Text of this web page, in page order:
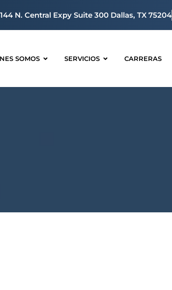
N. Central Expy Suite 300 Dallas, TX 75204
SOMOS SERVICIOS CARRERAS